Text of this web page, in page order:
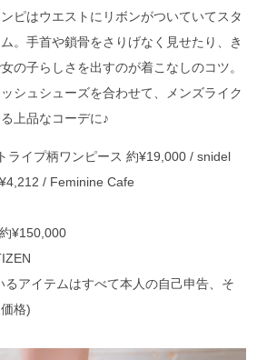
ピはウエストにリボンがついていてスタ
。手首や鎖骨をさりげなく見せたり、き
の子らしさを出すのが着こなしのコツ。
シュシューズを合わせて、メンズライク
上品なコーデに♪
ライプ柄ワンピース 約¥19,000 / snidel
/ Feminine Cafe
¥150,000
アイテムはすべて本人の自己申告、そ
格)